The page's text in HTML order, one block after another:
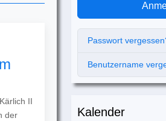
II
der
Passwort
Benutzername
Kalender